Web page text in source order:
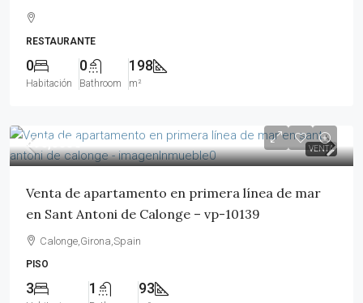
RESTAURANTE
0
Habitación
0
Bathroom
198
m²
VENTA
690,000€
Venta de apartamento en primera línea de mar
en Sant Antoni de Calonge – vp-10139
Calonge,Girona,Spain
PISO
3 1 93